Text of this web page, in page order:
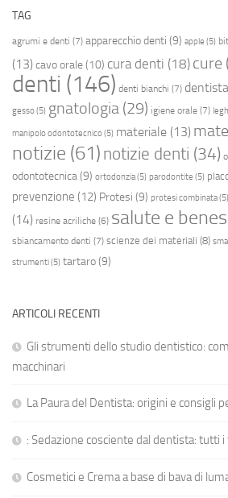
TAG
agrumi e denti (7) apparecchio denti (9) apple (5)
(13) cavo orale(10) cura denti (18) cure
denti (146) denti bianchi (7) dentista
gesso(5) gnatologia (29) igiene orale (7)
manipolo odontotecnico(5) materiale (13)
notizie (61) notizie denti (34)
odontotecnica (9) ortodonzia(5) parodontite (5)
prevenzione (12) Protesi (9) protesi combinata(5)
(14) resine acriliche (6) salute e
sbiancamento denti (7) scienze dei materiali (8)
strumenti(5) tartaro(9)
ARTICOLI RECENTI
Gli strumenti dello studio dentistico:
macchinari
La Paura del Dentista: origini e consigli
: Sedazione cosciente dal dentista: tutti i
Cosmetici e Crema a base di bava di